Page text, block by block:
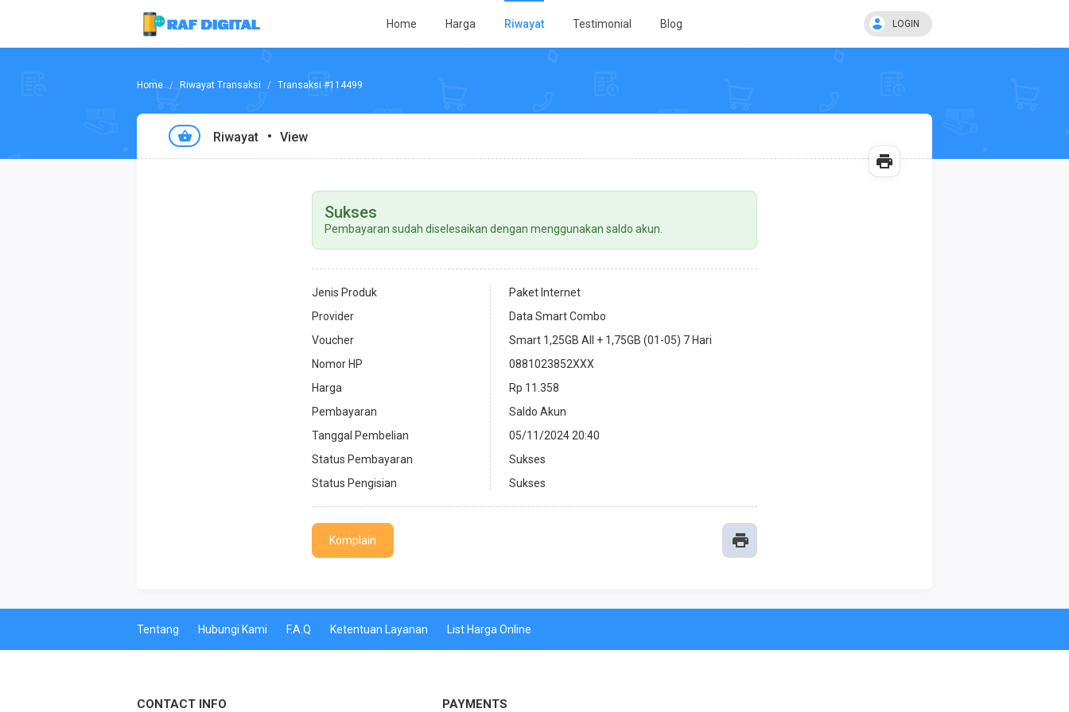
Home Harga Riwayat Testimonial Blog LOGIN
Riwayat Transaksi Transaksi #114499
Riwayat View
Sukses
Pembayaran sudah diselesaikan dengan menggunakan saldo akun.
Jenis Produk
Paket Internet
Provider
Data Smart Combo
Voucher
Smart 1,25GB All + 1,75GB (01-05) 7 Hari
Nomor HP
0881023852XXX
Harga
Rp 11.358
Pembayaran
Saldo Akun
Tanggal Pembelian
05/11/2024 20:40
Status Pembayaran
Sukses
Status Pengisian
Sukses
Komplain
Tentang Hubungi Kami F.A.Q Ketentuan Layanan List Harga Online
CONTACT INFO PAYMENTS